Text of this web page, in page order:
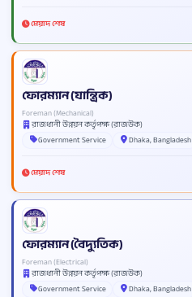
মেয়াদ শেষ
ফোরম্যান (যান্ত্রিক)
Foreman (Mechanical)
রাজধানী উন্নয়ন কর্তৃপক্ষ (রাজউক)
Government Service
Dhaka, Bangladesh
মেয়াদ শেষ
ফোরম্যান (বৈদ্যুতিক)
Foreman (Electrical)
রাজধানী উন্নয়ন কর্তৃপক্ষ (রাজউক)
Government Service
Dhaka, Bangladesh